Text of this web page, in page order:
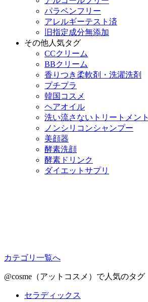
パラベンフリー
アレルギーテスト済
旧指定成分無添加
その他人気タグ
CCクリーム
BBクリーム
香りつき柔軟剤・洗濯洗剤
プチプラ
韓国コスメ
ヘアオイル
洗い流さないトリートメント
ノンシリコンシャンプー
美顔器
酵素洗顔
酵素ドリンク
ダイエットサプリ
カテゴリ一覧へ
@cosme（アットコスメ）で人気のタグ
セラディックス